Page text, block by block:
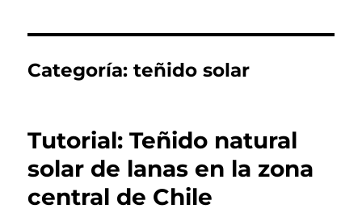
Categoría:teñido solar
Tutorial: Teñido natural
solar de lanas en la zona
central de Chile